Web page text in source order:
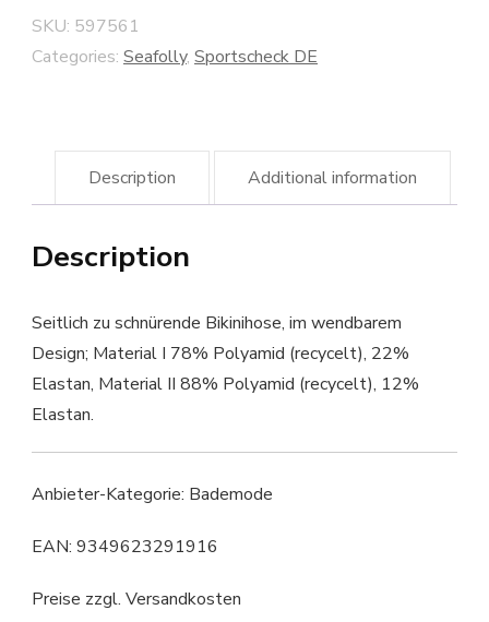
SKU: 597561
Categories: Seafolly, Sportscheck DE
Description Additional information
Description
Seitlich zu schnürende Bikinihose, im wendbarem
Design; Material I 78% Polyamid (recycelt), 22%
Elastan, Material II 88% Polyamid (recycelt), 12%
Elastan.
Anbieter-Kategorie: Bademode
EAN: 9349623291916
Preise zzgl. Versandkosten